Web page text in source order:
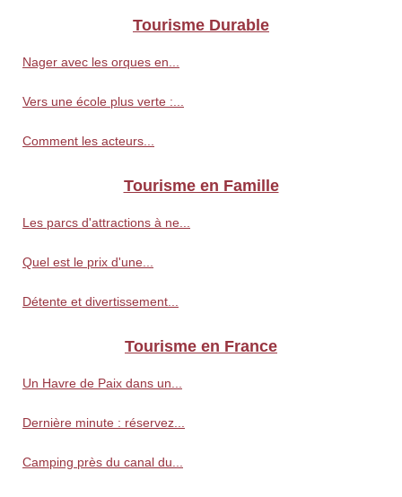
Tourisme Durable
Nager avec les orques en...
Vers une école plus verte :...
Comment les acteurs...
Tourisme en Famille
Les parcs d'attractions à ne...
Quel est le prix d'une...
Détente et divertissement...
Tourisme en France
Un Havre de Paix dans un...
Dernière minute : réservez...
Camping près du canal du...